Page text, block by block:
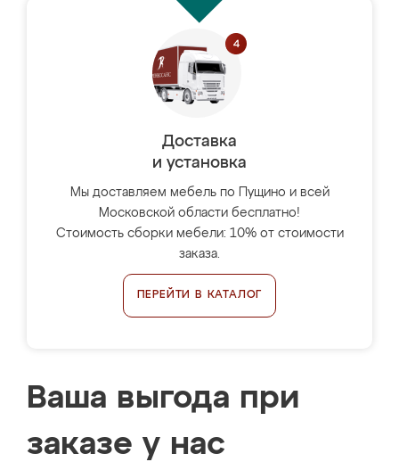
Доставка
и установка
Мы доставляем мебель по Пущино и всей
Московской области бесплатно!
Стоимость сборки мебели: 10% от стоимости
заказа.
ПЕРЕЙТИ В КАТАЛОГ
Ваша выгода при
заказе у нас